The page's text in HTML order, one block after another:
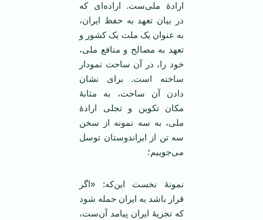
ارادۀ ملی‌ست. اراده‌ای که
در بیان تعهد به حفظ ایران،
به عنوان یک ملت یک کشور و
تعهد به مصالح و منافع ملی،
خود را، در آن ساحت نمودار
ساخته است. برای نشان
دادن آن ساحت، به مثابۀ
مکان تکوین و تجلی ارادۀ
ملی، به سه نمونه از سخن
سه تن از ایراندوستان توسل
می‌جوییم؛
نمونۀ نخست این‌که: «اگر
قرار باشد به ایران حمله شود
که تجزیۀ ایران پیامد آن‌ست،